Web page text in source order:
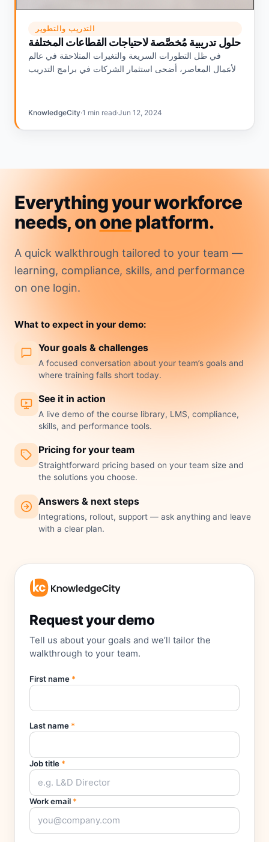
التدريب والتطوير
حلول تدريبية مُخصَّصة لاحتياجات القطاعات المختلفة
في ظل التطورات السريعة والتغيرات المتلاحقة في عالم
الأعمال المعاصر، أضحى استثمار الشركات في برامج التدريب
KnowledgeCity·1 min read·Jun 12, 2024
Everything your workforce
needs, ononeplatform.
A quick walkthrough tailored to your team —
learning, compliance, skills, and performance
on one login.
What to expect in your demo:
Your goals & challenges
A focused conversation about your team’s goals and
where training falls short today.
See it in action
A live demo of the course library, LMS, compliance,
skills, and performance tools.
Pricing for your team
Straightforward pricing based on your team size and
the solutions you choose.
Answers & next steps
Integrations, rollout, support — ask anything and leave
with a clear plan.
Request your demo
Tell us about your goals and we’ll tailor the
walkthrough to your team.
First name *
Last name *
Job title *
Work email *